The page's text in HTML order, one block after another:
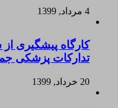
4 مرداد, 1399
کارگاه پیشگیری
تدارکات پزشکی
20 خرداد, 1399